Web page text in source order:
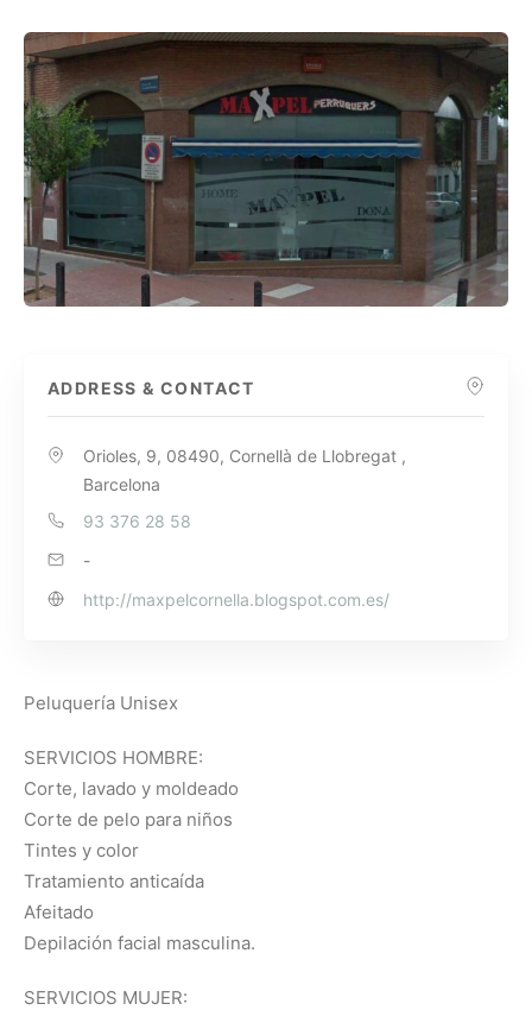
ADDRESS & CONTACT
Orioles, 9, 08490, Cornellà de Llobregat ,
Barcelona
93 376 28 58
-
http://maxpelcornella.blogspot.com.es/
Peluquería Unisex
SERVICIOS HOMBRE:
Corte, lavado y moldeado
Corte de pelo para niños
Tintes y color
Tratamiento anticaída
Afeitado
Depilación facial masculina.
SERVICIOS MUJER: